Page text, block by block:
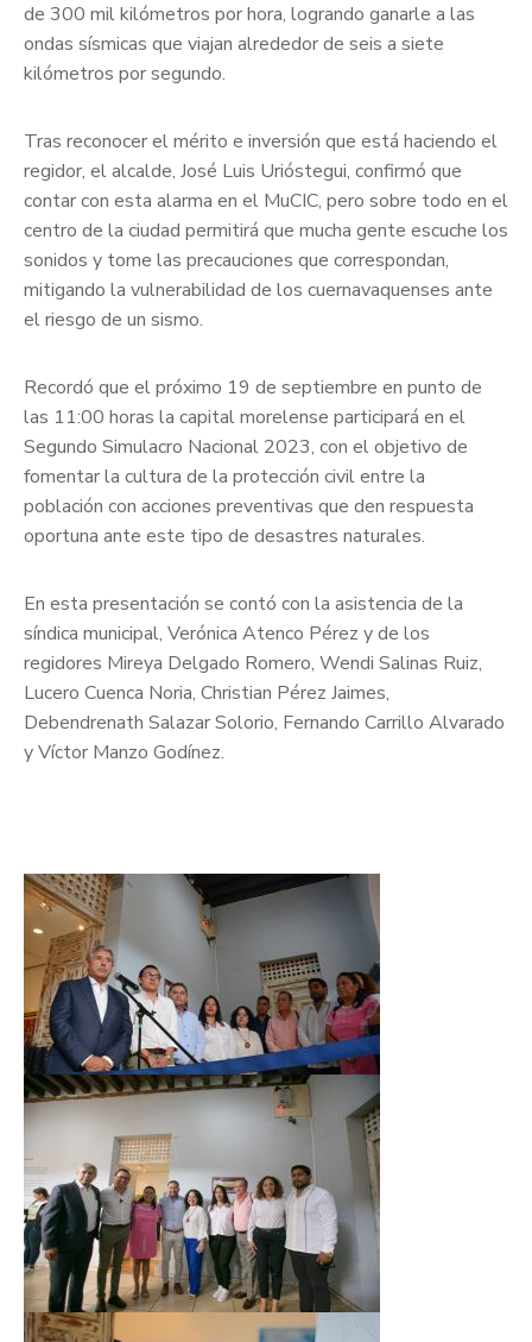
de 300 mil kilómetros por hora, logrando ganarle a las
ondas sísmicas que viajan alrededor de seis a siete
kilómetros por segundo.
Tras reconocer el mérito e inversión que está haciendo el
regidor, el alcalde, José Luis Urióstegui, confirmó que
contar con esta alarma en el MuCIC, pero sobre todo en el
centro de la ciudad permitirá que mucha gente escuche los
sonidos y tome las precauciones que correspondan,
mitigando la vulnerabilidad de los cuernavaquenses ante
el riesgo de un sismo.
Recordó que el próximo 19 de septiembre en punto de
las 11:00 horas la capital morelense participará en el
Segundo Simulacro Nacional 2023, con el objetivo de
fomentar la cultura de la protección civil entre la
población con acciones preventivas que den respuesta
oportuna ante este tipo de desastres naturales.
En esta presentación se contó con la asistencia de la
síndica municipal, Verónica Atenco Pérez y de los
regidores Mireya Delgado Romero, Wendi Salinas Ruiz,
Lucero Cuenca Noria, Christian Pérez Jaimes,
Debendrenath Salazar Solorio, Fernando Carrillo Alvarado
y Víctor Manzo Godínez.